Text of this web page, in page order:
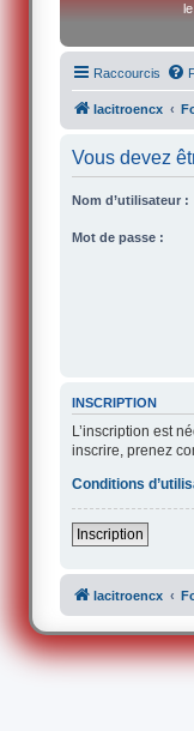
Raccourcis
lacitroencx
Vous devez
Nom d’utilisateur :
Mot de passe :
INSCRIPTION
L’inscription est
inscrire, prenez
Conditions
Inscription
lacitroencx